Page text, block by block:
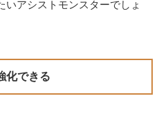
いアシストモンスターでしょ
化できる